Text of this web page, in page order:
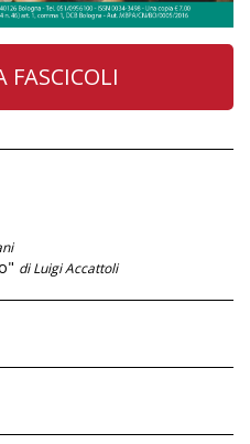
FASCICOLI
di Luigi Accattoli